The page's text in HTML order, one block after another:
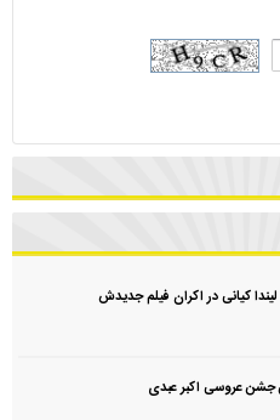
کیانی در اکران فیلم جدیدش
جشن عروسی اکبر عبدی